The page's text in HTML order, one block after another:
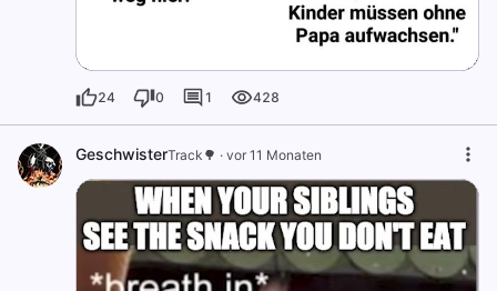
24 0 1 428
GeschwisterTrack🌳 · vor 11 Monaten